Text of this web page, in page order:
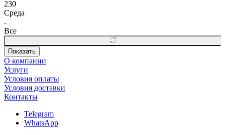
230
Среда
Все
Показать
О компании
Услуги
Условия оплаты
Условия доставки
Контакты
Telegram
WhatsApp